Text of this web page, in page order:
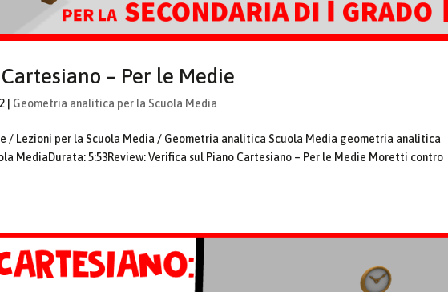
– Per le Medie
| Geometria analitica per la Scuola Media
/ Lezioni per la Scuola Media / Geometria analitica Scuola Media geometria analitica
MediaDurata: 5:53Review: Verifica sul Piano Cartesiano – Per le Medie Moretti contro